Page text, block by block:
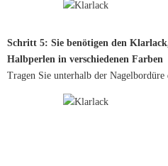
Schritt 5: Sie benötigen den
Halbperlen in verschiedenen Farben
Tragen Sie unterhalb der